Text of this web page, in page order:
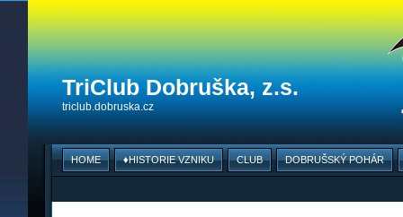
TriClub Dobruška, z.s.
triclub.dobruska.cz
HOME ♦HISTORIE VZNIKU CLUB DOBRUŠSKÝ POHÁR